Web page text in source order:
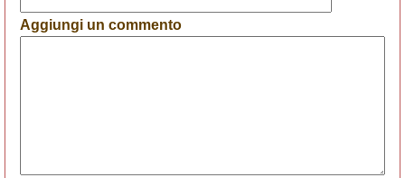
Aggiungi un commento